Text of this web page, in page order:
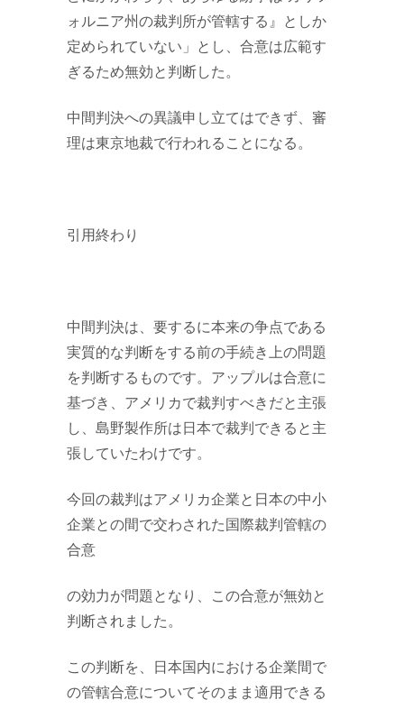
ォルニア州の裁判所が管轄する』としか
定められていない」とし、合意は広範す
ぎるため無効と判断した。
中間判決への異議申し立てはできず、審
理は東京地裁で行われることになる。
引用終わり
中間判決は、要するに本来の争点である
実質的な判断をする前の手続き上の問題
を判断するものです。アップルは合意に
基づき、アメリカで裁判すべきだと主張
し、島野製作所は日本で裁判できると主
張していたわけです。
今回の裁判はアメリカ企業と日本の中小
企業との間で交わされた国際裁判管轄の
合意
の効力が問題となり、この合意が無効と
判断されました。
この判断を、日本国内における企業間で
の管轄合意についてそのまま適用できる